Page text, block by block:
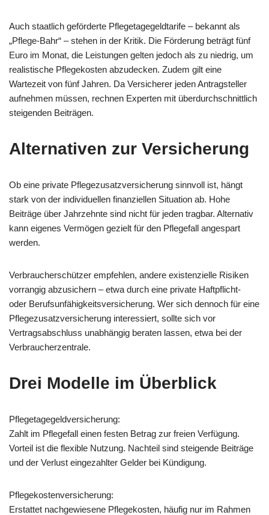
Auch staatlich geförderte Pflegetagegeldtarife – bekannt als
„Pflege-Bahr“ – stehen in der Kritik. Die Förderung beträgt fünf
Euro im Monat, die Leistungen gelten jedoch als zu niedrig, um
realistische Pflegekosten abzudecken. Zudem gilt eine
Wartezeit von fünf Jahren. Da Versicherer jeden Antragsteller
aufnehmen müssen, rechnen Experten mit überdurchschnittlich
steigenden Beiträgen.
Alternativen zur Versicherung
Ob eine private Pflegezusatzversicherung sinnvoll ist, hängt
stark von der individuellen finanziellen Situation ab. Hohe
Beiträge über Jahrzehnte sind nicht für jeden tragbar. Alternativ
kann eigenes Vermögen gezielt für den Pflegefall angespart
werden.
Verbraucherschützer empfehlen, andere existenzielle Risiken
vorrangig abzusichern – etwa durch eine private Haftpflicht-
oder Berufsunfähigkeitsversicherung. Wer sich dennoch für eine
Pflegezusatzversicherung interessiert, sollte sich vor
Vertragsabschluss unabhängig beraten lassen, etwa bei der
Verbraucherzentrale.
Drei Modelle im Überblick
Pflegetagegeldversicherung:
Zahlt im Pflegefall einen festen Betrag zur freien Verfügung.
Vorteil ist die flexible Nutzung. Nachteil sind steigende Beiträge
und der Verlust eingezahlter Gelder bei Kündigung.
Pflegekostenversicherung:
Erstattet nachgewiesene Pflegekosten, häufig nur im Rahmen